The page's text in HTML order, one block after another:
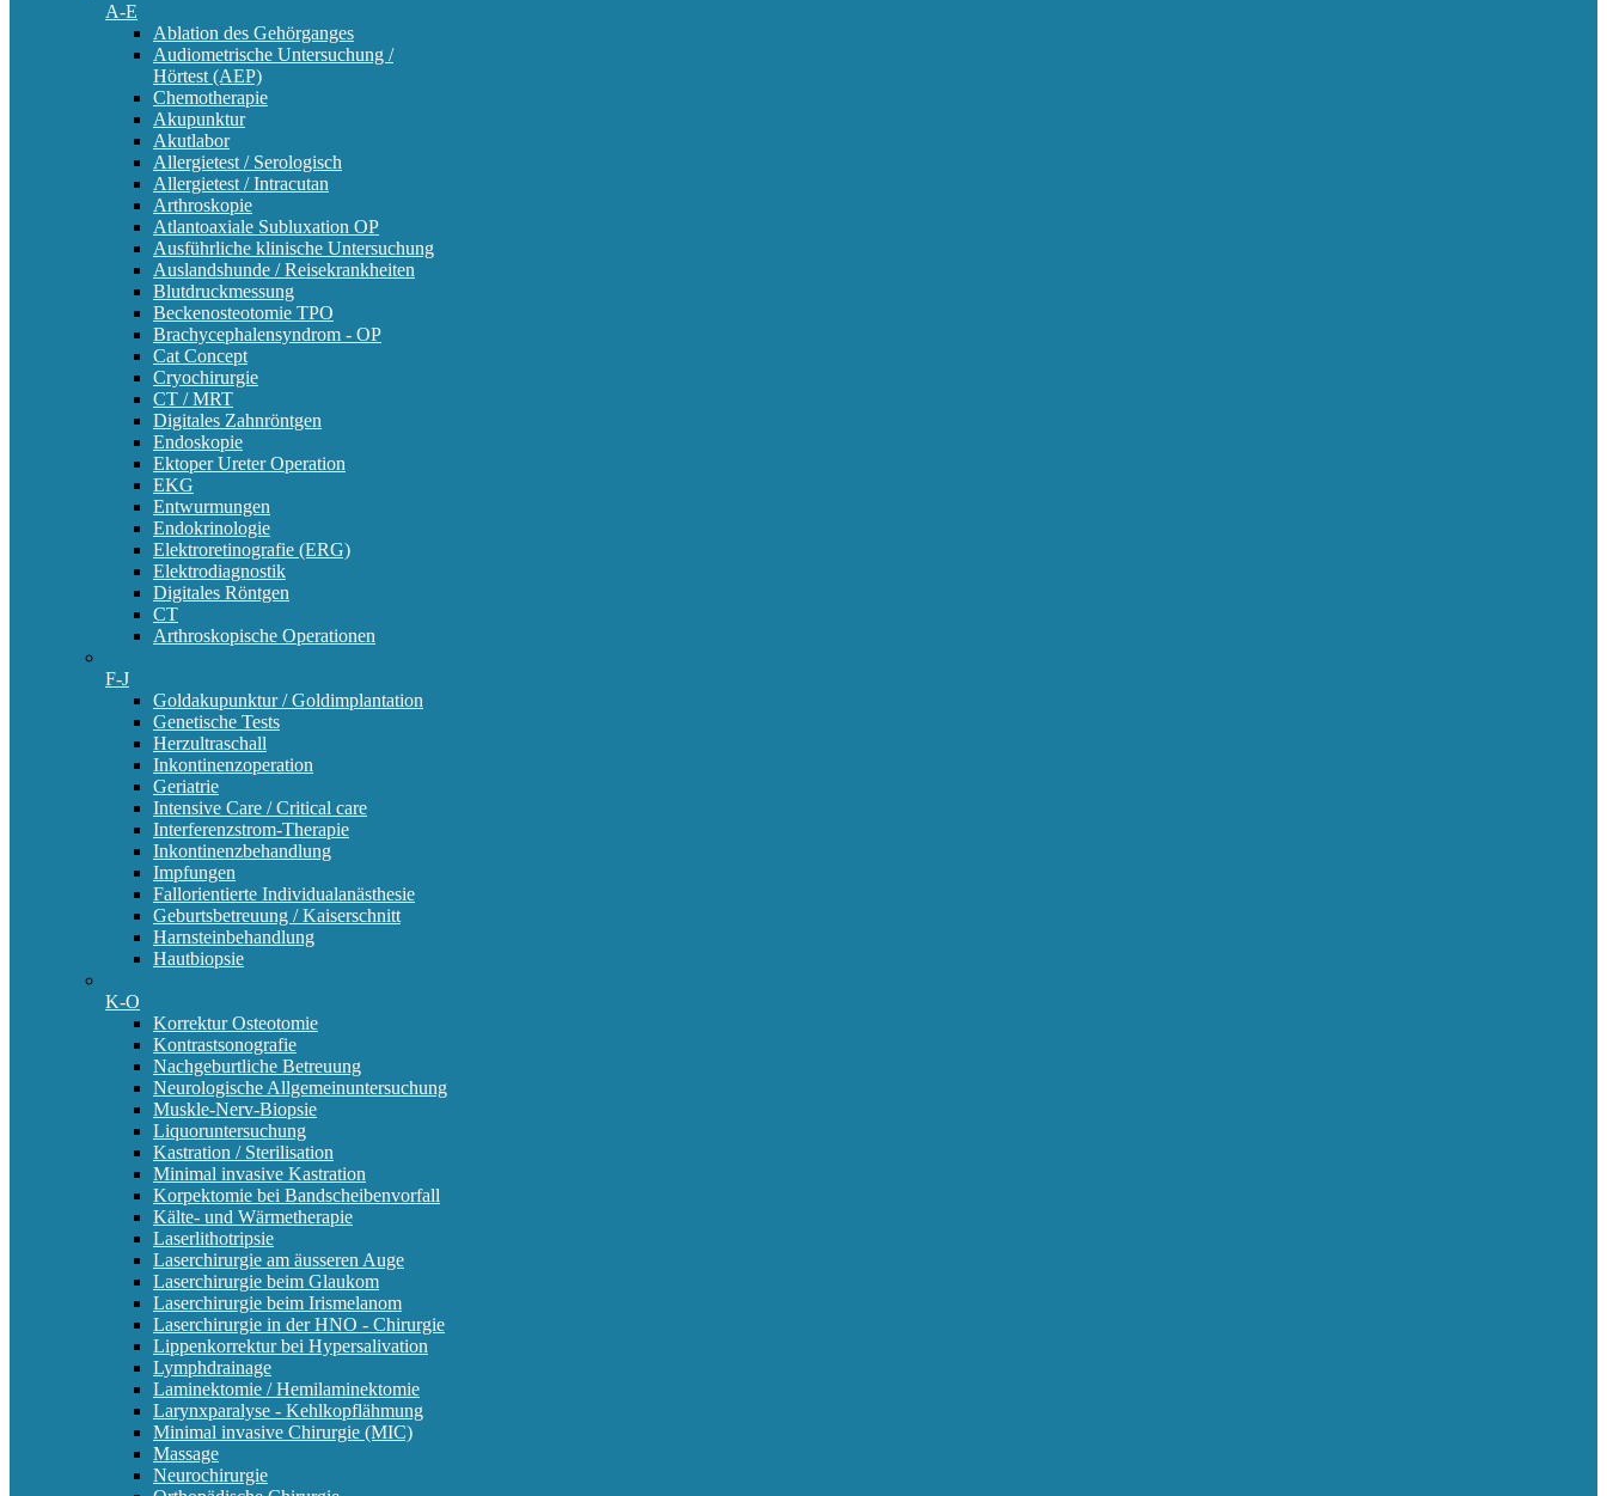
A-E
Ablation des Gehörganges
Audiometrische Untersuchung /
Hörtest (AEP)
Chemotherapie
Akupunktur
Akutlabor
Allergietest / Serologisch
Allergietest / Intracutan
Arthroskopie
Atlantoaxiale Subluxation OP
Ausführliche klinische Untersuchung
Auslandshunde / Reisekrankheiten
Blutdruckmessung
Beckenosteotomie TPO
Brachycephalensyndrom - OP
Cat Concept
Cryochirurgie
CT / MRT
Digitales Zahnröntgen
Endoskopie
Ektoper Ureter Operation
EKG
Entwurmungen
Endokrinologie
Elektroretinografie (ERG)
Elektrodiagnostik
Digitales Röntgen
CT
Arthroskopische Operationen
F-J
Goldakupunktur / Goldimplantation
Genetische Tests
Herzultraschall
Inkontinenzoperation
Geriatrie
Intensive Care / Critical care
Interferenzstrom-Therapie
Inkontinenzbehandlung
Impfungen
Fallorientierte Individualanästhesie
Geburtsbetreuung / Kaiserschnitt
Harnsteinbehandlung
Hautbiopsie
K-O
Korrektur Osteotomie
Kontrastsonografie
Nachgeburtliche Betreuung
Neurologische Allgemeinuntersuchung
Muskle-Nerv-Biopsie
Liquoruntersuchung
Kastration / Sterilisation
Minimal invasive Kastration
Korpektomie bei Bandscheibenvorfall
Kälte- und Wärmetherapie
Laserlithotripsie
Laserchirurgie am äusseren Auge
Laserchirurgie beim Glaukom
Laserchirurgie beim Irismelanom
Laserchirurgie in der HNO - Chirurgie
Lippenkorrektur bei Hypersalivation
Lymphdrainage
Laminektomie / Hemilaminektomie
Larynxparalyse - Kehlkopflähmung
Minimal invasive Chirurgie (MIC)
Massage
Neurochirurgie